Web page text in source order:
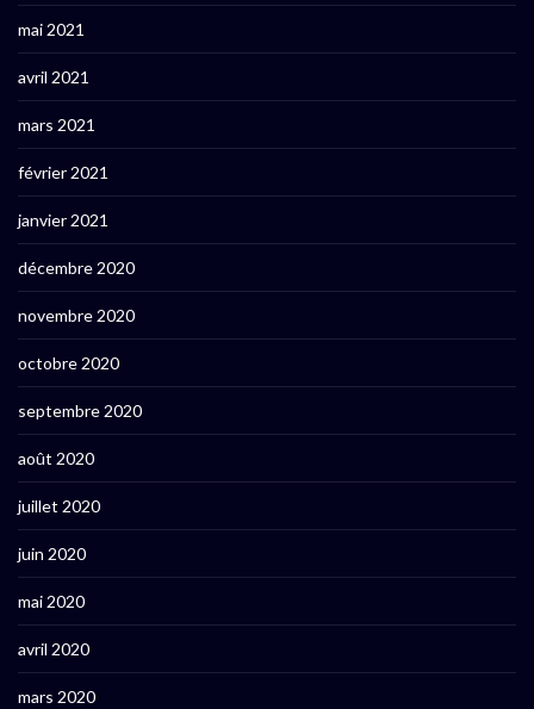
mai 2021
avril 2021
mars 2021
février 2021
janvier 2021
décembre 2020
novembre 2020
octobre 2020
septembre 2020
août 2020
juillet 2020
juin 2020
mai 2020
avril 2020
mars 2020